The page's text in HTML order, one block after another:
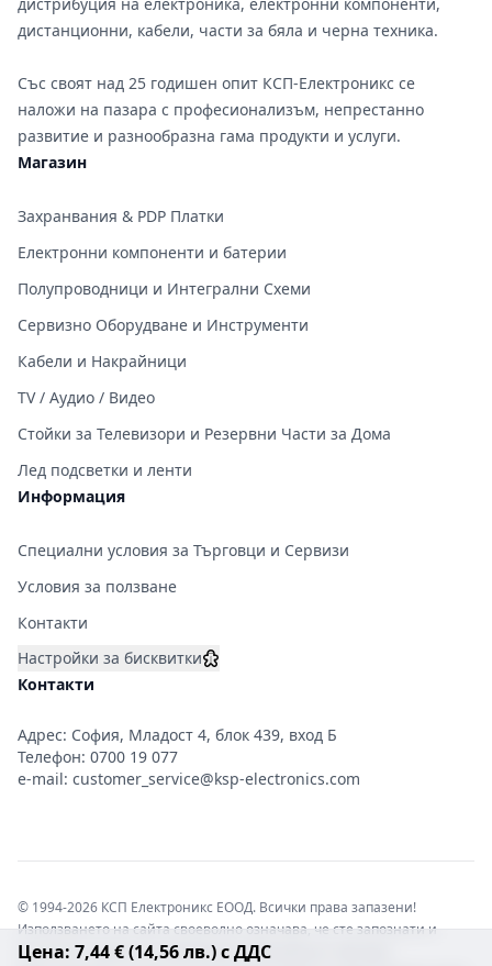
Цена: 7,44 € (14,56 лв.) с ДДС
дистанционни, кабели, части за бяла и черна техника.
Със своят над 25 годишен опит КСП-Електроникс се
наложи на пазара с професионализъм, непрестанно
развитие и разнообразна гама продукти и услуги.
Магазин
Захранвания & PDP Платки
Електронни компоненти и батерии
Полупроводници и Интегрални Схеми
Сервизно Оборудване и Инструменти
Кабели и Накрайници
TV / Аудио / Видео
Стойки за Телевизори и Резервни Части за Дома
Лед подсветки и ленти
Информация
Специални условия за Търговци и Сервизи
Условия за ползване
Контакти
Настройки за бисквитки
Контакти
Адрес: София, Младост 4, блок 439, вход Б
Телефон: 0700 19 077
e-mail: customer_service@ksp-electronics.com
© 1994-2026 КСП Електроникс ЕООД. Всички права запазени!
Използването на сайта своеволно означава, че сте запознати и
съгласни с правната информация обвързваща софтуера.